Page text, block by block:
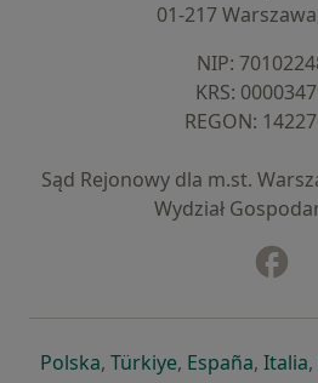
01-217
NIP:
KRS:
REGON:
Sąd Rejonowy dla m.st.
Wydział
Polskaotwiera się w nowej
, Türkiyeotwiera się w
, España, Italia,